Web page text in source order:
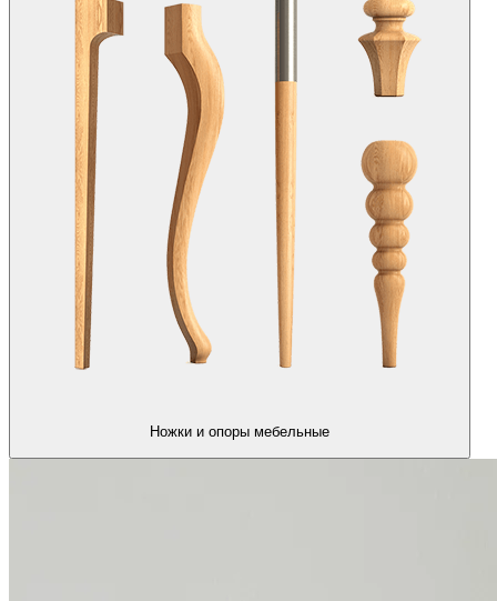
Ножки и опоры мебельные